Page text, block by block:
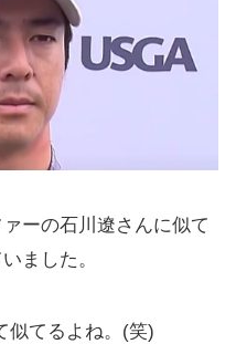
ーの石川遼さんに似て
ました。
似てるよね。(笑)